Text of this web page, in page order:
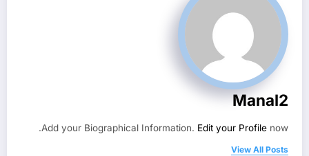
Manal2
Add your Biographical Information. Edit your Profile now.
View All Posts